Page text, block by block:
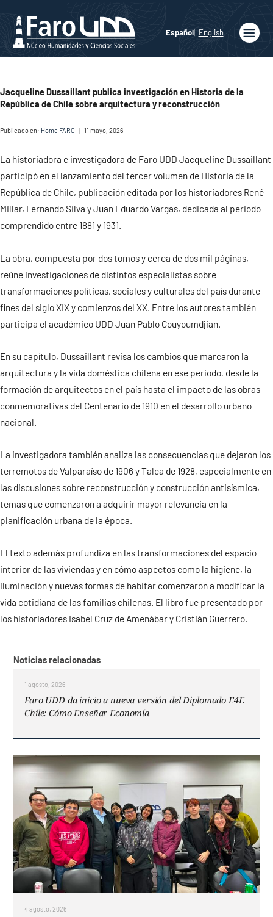
Español English
Quiénes
somos
Académicos
Noticias
Medios
Agenda
Ediciones
Contacto
Jacqueline Dussaillant publica investigación en Historia de la
República de Chile sobre arquitectura y reconstrucción
Publicado en: Home FARO 11 mayo, 2026
La historiadora e investigadora de Faro UDD Jacqueline Dussaillant
participó en el lanzamiento del tercer volumen de Historia de la
República de Chile, publicación editada por los historiadores René
Millar, Fernando Silva y Juan Eduardo Vargas, dedicada al periodo
comprendido entre 1881 y 1931.
La obra, compuesta por dos tomos y cerca de dos mil páginas,
reúne investigaciones de distintos especialistas sobre
transformaciones políticas, sociales y culturales del país durante
fines del siglo XIX y comienzos del XX. Entre los autores también
participa el académico UDD Juan Pablo Couyoumdjian.
En su capítulo, Dussaillant revisa los cambios que marcaron la
arquitectura y la vida doméstica chilena en ese periodo, desde la
formación de arquitectos en el país hasta el impacto de las obras
conmemorativas del Centenario de 1910 en el desarrollo urbano
nacional.
La investigadora también analiza las consecuencias que dejaron los
terremotos de Valparaíso de 1906 y Talca de 1928, especialmente en
las discusiones sobre reconstrucción y construcción antisísmica,
temas que comenzaron a adquirir mayor relevancia en la
planificación urbana de la época.
El texto además profundiza en las transformaciones del espacio
interior de las viviendas y en cómo aspectos como la higiene, la
iluminación y nuevas formas de habitar comenzaron a modificar la
vida cotidiana de las familias chilenas. El libro fue presentado por
los historiadores Isabel Cruz de Amenábar y Cristián Guerrero.
Noticias relacionadas
1 agosto, 2026
Faro UDD da inicio a nueva versión del Diplomado E4E
Chile: Cómo Enseñar Economía
4 agosto, 2026